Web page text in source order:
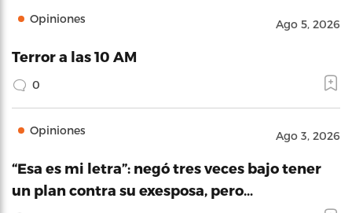
Opiniones Ago 5, 2026
Terror a las 10 AM
0
Opiniones Ago 3, 2026
“Esa es mi letra”: negó tres veces bajo tener
un plan contra su exesposa, pero…